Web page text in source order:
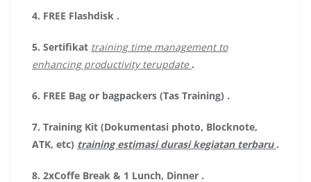
4. FREE Flashdisk .
5. Sertifikat training time management to
enhancing productivity terupdate .
6. FREE Bag or bagpackers (Tas Training) .
7. Training Kit (Dokumentasi photo, Blocknote,
ATK, etc) training estimasi durasi kegiatan terbaru .
8. 2xCoffe Break & 1 Lunch, Dinner .